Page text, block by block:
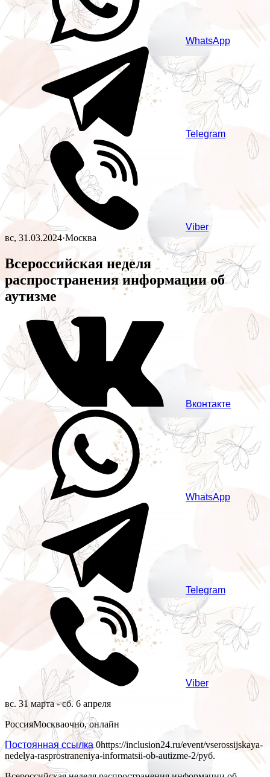
WhatsApp
Telegram
Viber
вс, 31.03.2024·Москва
Всероссийская неделя
распространения информации об
аутизме
Вконтакте
WhatsApp
Telegram
Viber
вс. 31 марта - сб. 6 апреля
РоссияМоскваочно, онлайн
Постоянная ссылка 0https://inclusion24.ru/event/vserossijskaya-
nedelya-rasprostraneniya-informatsii-ob-autizme-2/руб.